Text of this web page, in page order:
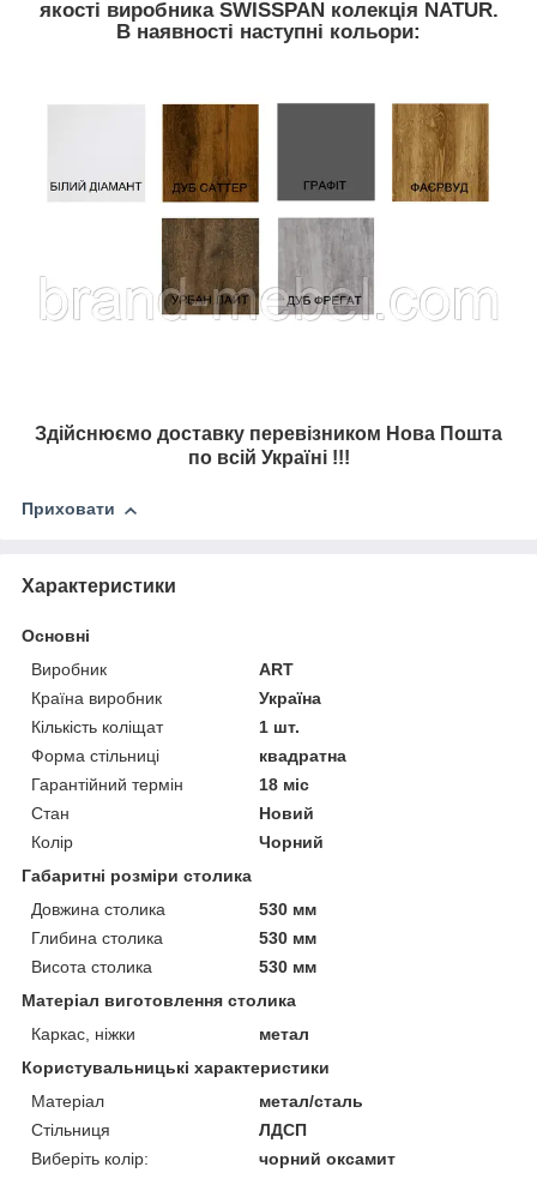
якості виробника SWISSPAN колекція NATUR.
В наявності наступні кольори:
Здійснюємо доставку перевізником Нова Пошта
по всій Україні !!!
Приховати
Характеристики
Основні
Виробник
ART
Країна виробник
Україна
Кількість коліщат
1 шт.
Форма стільниці
квадратна
Гарантійний термін
18 міс
Стан
Новий
Колір
Чорний
Габаритні розміри столика
Довжина столика
530 мм
Глибина столика
530 мм
Висота столика
530 мм
Матеріал виготовлення столика
Каркас, ніжки
метал
Користувальницькі характеристики
Матеріал
метал/сталь
Стільниця
ЛДСП
Виберіть колір:
чорний оксамит